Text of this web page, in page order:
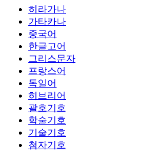
히라가나
가타카나
중국어
한글고어
그리스문자
프랑스어
독일어
히브리어
괄호기호
학술기호
기술기호
첨자기호